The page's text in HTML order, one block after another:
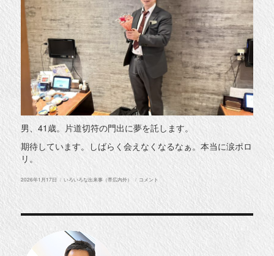
男、41歳。片道切符の門出に夢を託します。
期待しています。しばらく会えなくなるなぁ。本当に涙ポロ
リ。
投
日:
2026年1月17日
カ
いろいろな出来事（帯広内外）
送
コメント